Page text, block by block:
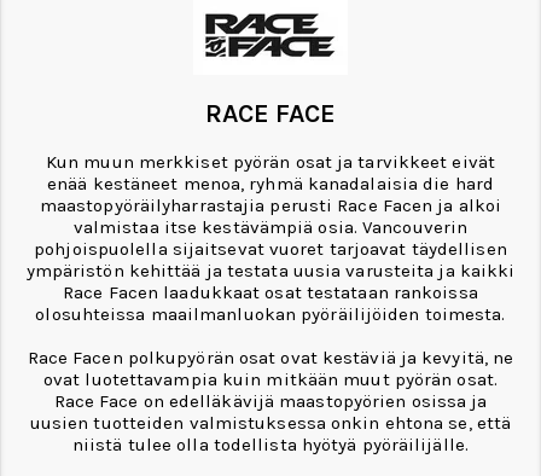
RACE FACE
Kun muun merkkiset pyörän osat ja tarvikkeet eivät
enää kestäneet menoa, ryhmä kanadalaisia die hard
maastopyöräilyharrastajia perusti Race Facen ja alkoi
valmistaa itse kestävämpiä osia. Vancouverin
pohjoispuolella sijaitsevat vuoret tarjoavat täydellisen
ympäristön kehittää ja testata uusia varusteita ja kaikki
Race Facen laadukkaat osat testataan rankoissa
olosuhteissa maailmanluokan pyöräilijöiden toimesta.
Race Facen polkupyörän osat ovat kestäviä ja kevyitä, ne
ovat luotettavampia kuin mitkään muut pyörän osat.
Race Face on edelläkävijä maastopyörien osissa ja
uusien tuotteiden valmistuksessa onkin ehtona se, että
niistä tulee olla todellista hyötyä pyöräilijälle.